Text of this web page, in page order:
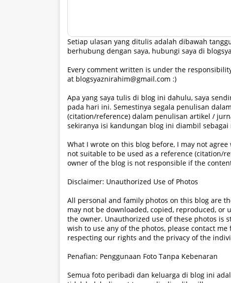
Setiap ulasan yang ditulis adalah dibawah
berhubung dengan saya, hubungi saya di
Every comment written is under the
at blogsyaznirahim@gmail.com :)
Apa yang saya tulis di blog ini dahulu, saya
pada hari ini. Semestinya segala penulisan
(citation/reference) dalam penulisan artikel /
sekiranya isi kandungan blog ini diambil sebagai
What I wrote on this blog before, I may not
not suitable to be used as a reference (citation/
owner of the blog is not responsible if the
Disclaimer: Unauthorized Use of Photos
All personal and family photos on this blog are
may not be downloaded, copied, reproduced,
the owner. Unauthorized use of these photos is
wish to use any of the photos, please contact
respecting our rights and the privacy of the
Penafian: Penggunaan Foto Tanpa Kebenaran
Semua foto peribadi dan keluarga di blog ini